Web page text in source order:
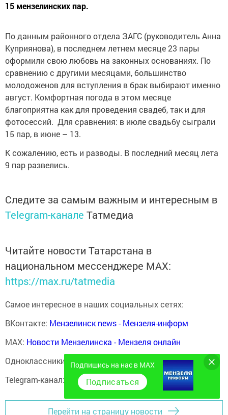
15 мензелинских пар.
По данным районного отдела ЗАГС (руководитель Анна
Куприянова), в последнем летнем месяце 23 пары
оформили свою любовь на законных основаниях. По
сравнению с другими месяцами, большинство
молодоженов для вступления в брак выбирают именно
август. Комфортная погода в этом месяце
благоприятна как для проведения свадеб, так и для
фотосессий. Для сравнения: в июле свадьбу сыграли
15 пар, в июне – 13.
К сожалению, есть и разводы. В последний месяц лета
9 пар развелись.
Следите за самым важным и интересным в
Telegram-канале Татмедиа
Читайте новости Татарстана в
национальном мессенджере MАХ:
https://max.ru/tatmedia
Самое интересное в наших социальных сетях:
ВКонтакте: Мензелинск news - Мензеля-информ
MAX: Новости Мензелинска - Мензеля онлайн
Одноклассники:
ok.ru/menzelinsk
Telegram-канал:
Мензелинск news - Мензеля-информ
Перейти на страницу новости
Подпишись на нас в MAX
Подписаться